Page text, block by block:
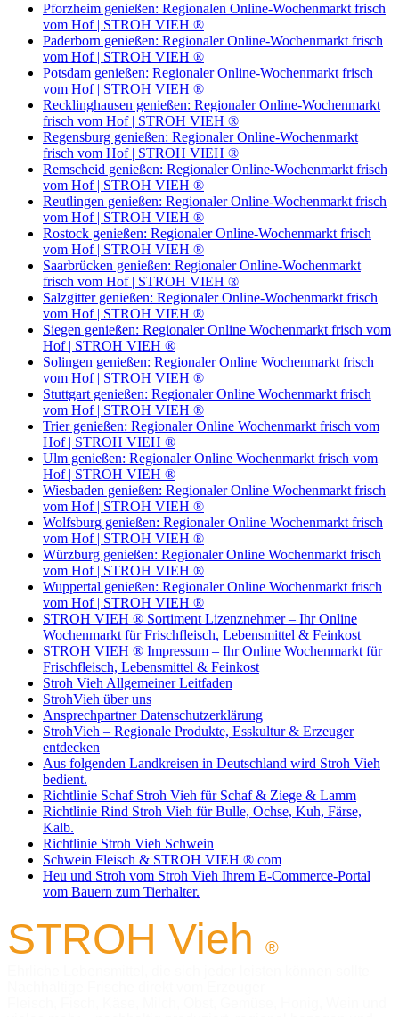
Pforzheim genießen: Regionalen Online-Wochenmarkt frisch
vom Hof | STROH VIEH ®
Paderborn genießen: Regionaler Online-Wochenmarkt frisch
vom Hof | STROH VIEH ®
Potsdam genießen: Regionaler Online-Wochenmarkt frisch
vom Hof | STROH VIEH ®
Recklinghausen genießen: Regionaler Online-Wochenmarkt
frisch vom Hof | STROH VIEH ®
Regensburg genießen: Regionaler Online-Wochenmarkt
frisch vom Hof | STROH VIEH ®
Remscheid genießen: Regionaler Online-Wochenmarkt frisch
vom Hof | STROH VIEH ®
Reutlingen genießen: Regionaler Online-Wochenmarkt frisch
vom Hof | STROH VIEH ®
Rostock genießen: Regionaler Online-Wochenmarkt frisch
vom Hof | STROH VIEH ®
Saarbrücken genießen: Regionaler Online-Wochenmarkt
frisch vom Hof | STROH VIEH ®
Salzgitter genießen: Regionaler Online-Wochenmarkt frisch
vom Hof | STROH VIEH ®
Siegen genießen: Regionaler Online Wochenmarkt frisch vom
Hof | STROH VIEH ®
Solingen genießen: Regionaler Online Wochenmarkt frisch
vom Hof | STROH VIEH ®
Stuttgart genießen: Regionaler Online Wochenmarkt frisch
vom Hof | STROH VIEH ®
Trier genießen: Regionaler Online Wochenmarkt frisch vom
Hof | STROH VIEH ®
Ulm genießen: Regionaler Online Wochenmarkt frisch vom
Hof | STROH VIEH ®
Wiesbaden genießen: Regionaler Online Wochenmarkt frisch
vom Hof | STROH VIEH ®
Wolfsburg genießen: Regionaler Online Wochenmarkt frisch
vom Hof | STROH VIEH ®
Würzburg genießen: Regionaler Online Wochenmarkt frisch
vom Hof | STROH VIEH ®
Wuppertal genießen: Regionaler Online Wochenmarkt frisch
vom Hof | STROH VIEH ®
STROH VIEH ® Sortiment Lizenznehmer – Ihr Online
Wochenmarkt für Frischfleisch, Lebensmittel & Feinkost
STROH VIEH ® Impressum – Ihr Online Wochenmarkt für
Frischfleisch, Lebensmittel & Feinkost
Stroh Vieh Allgemeiner Leitfaden
StrohVieh über uns
Ansprechpartner Datenschutzerklärung
StrohVieh – Regionale Produkte, Esskultur & Erzeuger
entdecken
Aus folgenden Landkreisen in Deutschland wird Stroh Vieh
bedient.
Richtlinie Schaf Stroh Vieh für Schaf & Ziege & Lamm
Richtlinie Rind Stroh Vieh für Bulle, Ochse, Kuh, Färse,
Kalb.
Richtlinie Stroh Vieh Schwein
Schwein Fleisch & STROH VIEH ® com
Heu und Stroh vom Stroh Vieh Ihrem E-Commerce-Portal
vom Bauern zum Tierhalter.
STROH Vieh ®